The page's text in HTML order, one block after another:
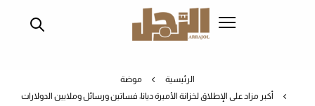
الرئيسية
موضة
أكبر مزاد على الإطلاق لخزانة الأميرة ديانا: فساتين ورسائل وملايين الدولارات